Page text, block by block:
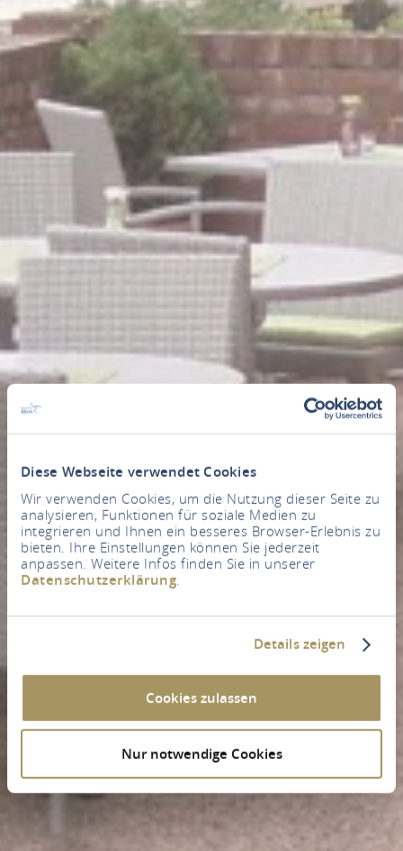
Diese Webseite verwendet Cookies
Wir verwenden Cookies, um die Nutzung dieser Seite zu
analysieren, Funktionen für soziale Medien zu
integrieren und Ihnen ein besseres Browser-Erlebnis zu
bieten. Ihre Einstellungen können Sie jederzeit
anpassen. Weitere Infos finden Sie in unserer
Datenschutzerklärung.
Details zeigen
Cookies zulassen
Nur notwendige Cookies